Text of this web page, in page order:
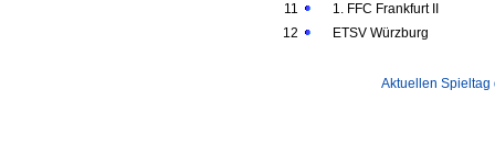
11
1. FFC Frankfurt II
12
ETSV Würzburg
Aktuellen Spieltag